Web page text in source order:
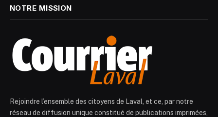
NOTRE MISSION
Rejoindre l’ensemble des citoyens de Laval, et ce, par notre
réseau de diffusion unique constitué de publications imprimées,